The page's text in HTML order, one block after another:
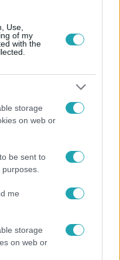
Use,
of my
with the
storage
on web or
be sent to
me
storage
on web or
jelentkezik a
is lehet nézni az
műsorát, de lesz olyan
az rtl.hu-n lesz